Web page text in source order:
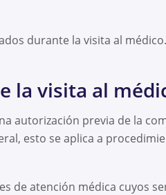
durante la visita al médico.
la visita al
autorización previa de la
esto se aplica a
de atención médica cuyos